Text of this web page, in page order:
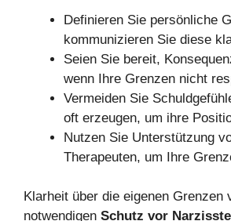
Definieren Sie persönliche
kommunizieren Sie diese
Seien Sie bereit,
wenn Ihre Grenzen nicht
Vermeiden Sie
oft erzeugen, um ihre
Nutzen Sie Unterstützung
Therapeuten, um Ihre
Klarheit über die eigenen Grenzen
notwendigen Schutz vor